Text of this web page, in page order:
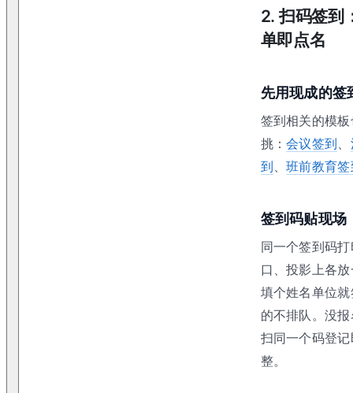
2.扫码签到
单即点名
先用现成的签
签到相关的模
挑：会议签到、
到、班前教育
签到码贴现场
同一个签到码
口、投影上各
填个姓名单位
的不排队。没
扫同一个码登
整。